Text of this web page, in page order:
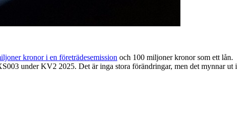
kronor i en företrädesemission och 100 miljoner kronor som ett lån.
under KV2 2025. Det är inga stora förändringar, men det mynnar ut i